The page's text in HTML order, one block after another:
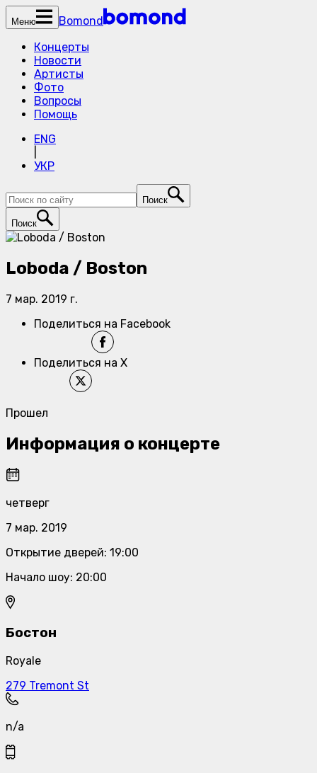
Меню
Bomond
Концерты
Новости
Артисты
Фото
Вопросы
Помощь
ENG
УКР
Поиск
Поиск
Loboda / Boston
7 мар. 2019 г.
Поделиться на Facebook
Поделиться на X
Прошел
Информация о концерте
четверг
7 мар. 2019
Открытие дверей: 19:00
Начало шоу: 20:00
Бостон
Royale
279 Tremont St
n/a